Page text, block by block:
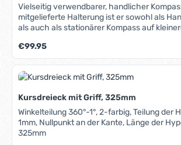
Vielseitig verwendbarer, handlicher
mitgelieferte Halterung ist er sowohl als
als auch als stationärer Kompass auf
horizontal oder auch schräg möglich. Der
Kunststoff und der dicke Gummiring
robust. Konische Rose, senkrecht und waagerecht ablesbar.
Vollkardanische Aufhängung der Rose und
Halterung erlaubt eine blitzschnelle Montage
Demontage.
Regulärer Preis:
€99.95
Kursdreieck mit Griff, 325mm
Winkelteilung 360°-1°, 2-farbig, Teilung der
1mm, Nullpunkt an der Kante, Länge der
325mm